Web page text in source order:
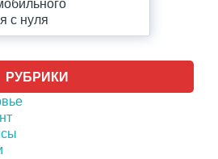
с нуля
РУБРИКИ